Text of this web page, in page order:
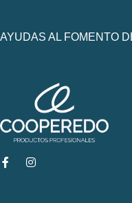
AYUDAS AL FOMENTO